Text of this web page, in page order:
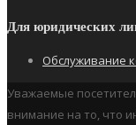
Для юридических
Обслуживание
Уважаемые
внимание на то, что